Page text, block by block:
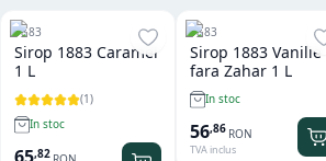
1883
Sirop 1883 Caramel
1 L
(1)
In stoc
,82
1883
Sirop 1883 Vanilie
fara Zahar 1 L
In stoc
56,86 RON
TVA inclus